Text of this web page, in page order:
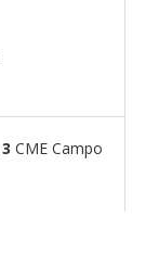
3 CME Campo